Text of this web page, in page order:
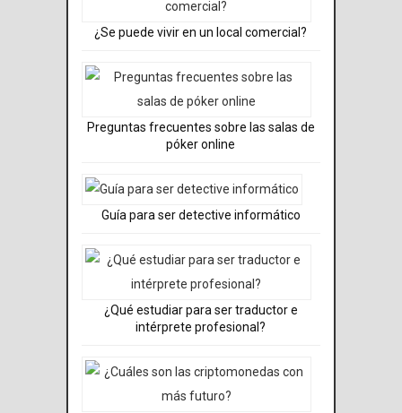
¿Se puede vivir en un local comercial?
Preguntas frecuentes sobre las salas de
póker online
Guía para ser detective informático
¿Qué estudiar para ser traductor e
intérprete profesional?